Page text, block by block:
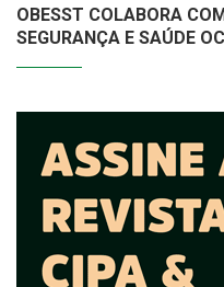
OBESST COLABORA
SEGURANÇA E SAÚDE